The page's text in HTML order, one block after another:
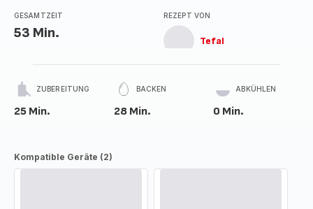
GESAMTZEIT
53 Min.
REZEPT VON
Tefal
ZUBEREITUNG
25 Min.
BACKEN
28 Min.
ABKÜHLEN
0 Min.
Kompatible Geräte (2)